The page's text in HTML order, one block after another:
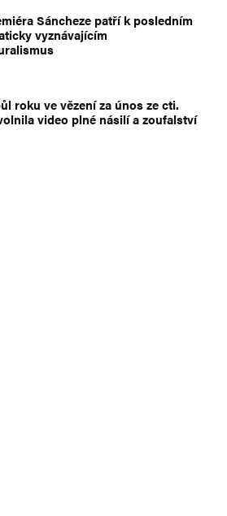
Sáncheze patří k posledním
vyznávajícím
roku ve vězení za únos ze cti.
video plné násilí a zoufalství